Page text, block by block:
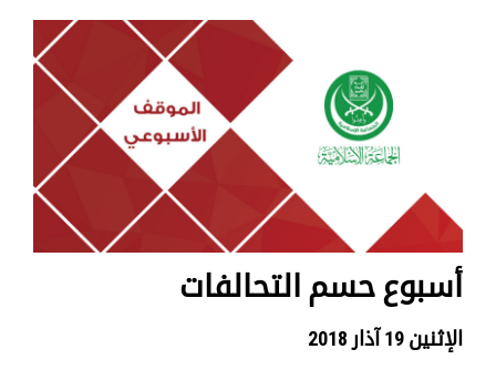
أسبوع حسم التحالفات
الإثنين 19 آذار 2018